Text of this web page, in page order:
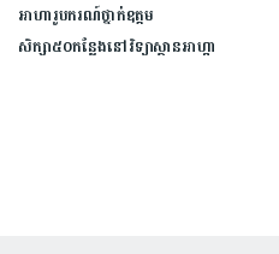
អាហារូបករណ៍ថ្នាក់ឧត្ដម
សិក្សា៥០កន្លែងនៅវិទ្យាស្ថានអាហ្កា